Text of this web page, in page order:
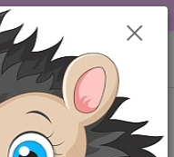
SKLADEM.....
Menu
za 0,00 Kč